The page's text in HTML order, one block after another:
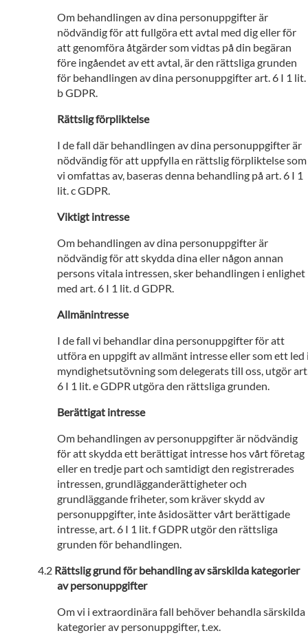
Om behandlingen av dina personuppgifter är
nödvändig för att fullgöra ett avtal med dig eller för
att genomföra åtgärder som vidtas på din begäran
före ingåendet av ett avtal, är den rättsliga grunden
för behandlingen av dina personuppgifter art. 6 I 1 lit.
b GDPR.
Rättslig förpliktelse
I de fall där behandlingen av dina personuppgifter är
nödvändig för att uppfylla en rättslig förpliktelse som
vi omfattas av, baseras denna behandling på art. 6 I 1
lit. c GDPR.
Viktigt intresse
Om behandlingen av dina personuppgifter är
nödvändig för att skydda dina eller någon annan
persons vitala intressen, sker behandlingen i enlighet
med art. 6 I 1 lit. d GDPR.
Allmänintresse
I de fall vi behandlar dina personuppgifter för att
utföra en uppgift av allmänt intresse eller som ett led
myndighetsutövning som delegerats till oss, utgör
6 I 1 lit. e GDPR utgöra den rättsliga grunden.
Berättigat intresse
Om behandlingen av personuppgifter är nödvändig
för att skydda ett berättigat intresse hos vårt företag
eller en tredje part och samtidigt den registrerades
intressen, grundlägganderättigheter och
grundläggande friheter, som kräver skydd av
personuppgifter, inte åsidosätter vårt berättigade
intresse, art. 6 I 1 lit. f GDPR utgör den rättsliga
grunden för behandlingen.
Rättslig grund för behandling av särskilda kategorier
av personuppgifter
Om vi i extraordinära fall behöver behandla särskilda
kategorier av personuppgifter, t.ex.